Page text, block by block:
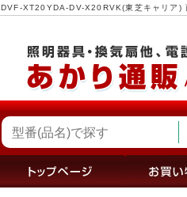
DVF-XT20YDA-DV-X20RVK(東芝キャリア)